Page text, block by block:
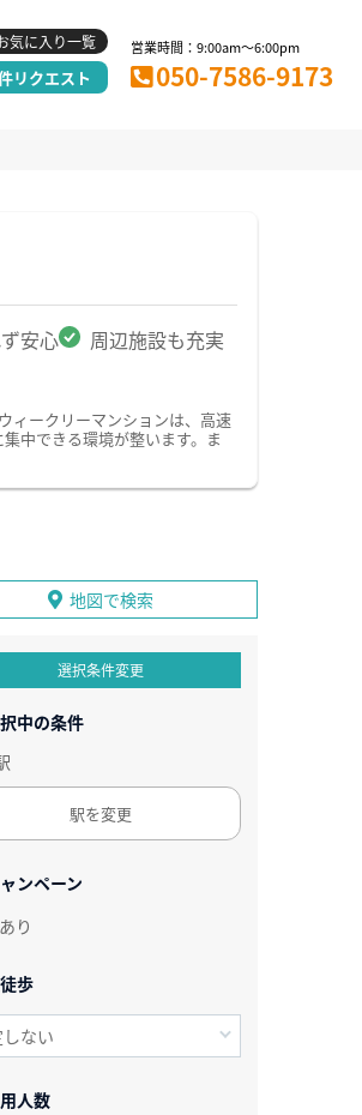
気に入り一覧
リクエスト
営業時間：9:00am～6:00pm
050-7586-9173
安心 周辺施設も充実
ィークリーマンションは、高速
中できる環境が整います。ま
地図で検索
選択条件変更
中の条件
駅を変更
ンペーン
あり
歩
人数